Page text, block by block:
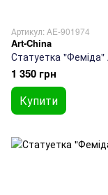
Артикул: AE-901974
Art-China
Статуетка
1 350 грн
Купити